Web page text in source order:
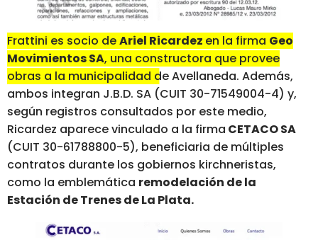
Frattini es socio deAriel Ricardez en la firma Geo
Movimientos SA, una constructora que provee
obras a la municipalidad de Avellaneda. Además,
ambos integran J.B.D. SA (CUIT 30-71549004-4) y,
según registros consultados por este medio,
Ricardez aparece vinculado a la firma CETACO SA
(CUIT 30-61788800-5), beneficiaria de múltiples
contratos durante los gobiernos kirchneristas,
como la emblemática remodelación de la
Estación de Trenes de La Plata.